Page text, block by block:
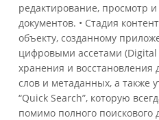
редактирование, просмотр
документов. • Стадия
объекту, созданному
цифровыми ассетами (Digital
хранения и
слов и метаданных, а также
“Quick Search”, которую
помимо полного поискового